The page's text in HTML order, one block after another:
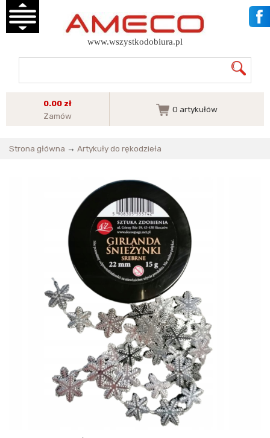
www.wszystkodobiura.pl
0.00 zł
Zamów
0 artykułów
Strona główna → Artykuły do rękodzieła